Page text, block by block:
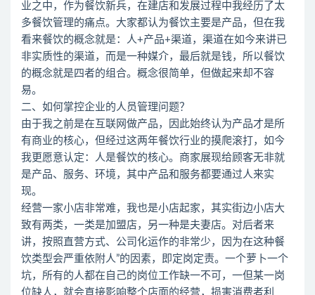
业之中，作为餐饮新兵，在建店和发展过程中我经历了太
多餐饮管理的痛点。大家都认为餐饮主要是产品，但在我
看来餐饮的概念就是：人+产品+渠道，渠道在如今来讲已
非实质性的渠道，而是一种媒介，最后就是钱，所以餐饮
的概念就是四者的组合。概念很简单，但做起来却不容
易。
二、如何掌控企业的人员管理问题？
由于我之前是在互联网做产品，因此始终认为产品才是所
有商业的核心，但经过这两年餐饮行业的摸爬滚打，如今
我更愿意认定：人是餐饮的核心。商家展现给顾客无非就
是产品、服务、环境，其中产品和服务都要通过人来实
现。
经营一家小店非常难，我也是小店起家，其实街边小店大
致有两类，一类是加盟店，另一种是夫妻店。对后者来
讲，按照直营方式、公司化运作的非常少，因为在这种餐
饮类型会严重依附人”的因素，即定岗定责。一个萝卜一个
坑，所有的人都在自己的岗位工作缺一不可，一但某一岗
位缺人，就会直接影响整个店面的经营，损害消费者利